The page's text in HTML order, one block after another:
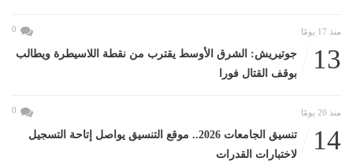
منذ 17 يومًا 0
13
جوتيريش: الشرق الأوسط يقترب من نقطة اللاسيطرة ويطالب
بوقف القتال فورا
منذ 20 يومًا 0
14
تنسيق الجامعات 2026.. موقع التنسيق يواصل إتاحة التسجيل
لاختبارات القدرات